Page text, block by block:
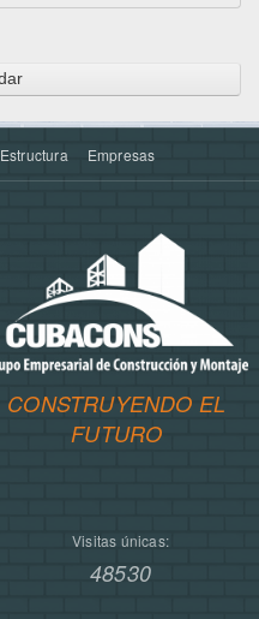
Estructura Empresas
CONSTRUYENDO EL
FUTURO
Visitas únicas:
48530